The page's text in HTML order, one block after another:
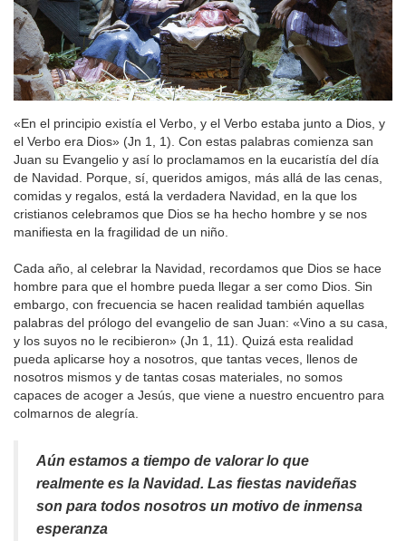
«En el principio existía el Verbo, y el Verbo estaba junto a Dios, y
el Verbo era Dios» (Jn 1, 1). Con estas palabras comienza san
Juan su Evangelio y así lo proclamamos en la eucaristía del día
de Navidad. Porque, sí, queridos amigos, más allá de las cenas,
comidas y regalos, está la verdadera Navidad, en la que los
cristianos celebramos que Dios se ha hecho hombre y se nos
manifiesta en la fragilidad de un niño.
Cada año, al celebrar la Navidad, recordamos que Dios se hace
hombre para que el hombre pueda llegar a ser como Dios. Sin
embargo, con frecuencia se hacen realidad también aquellas
palabras del prólogo del evangelio de san Juan: «Vino a su casa,
y los suyos no le recibieron» (Jn 1, 11). Quizá esta realidad
pueda aplicarse hoy a nosotros, que tantas veces, llenos de
nosotros mismos y de tantas cosas materiales, no somos
capaces de acoger a Jesús, que viene a nuestro encuentro para
colmarnos de alegría.
Aún estamos a tiempo de valorar lo que
realmente es la Navidad. Las fiestas navideñas
son para todos nosotros un motivo de inmensa
esperanza